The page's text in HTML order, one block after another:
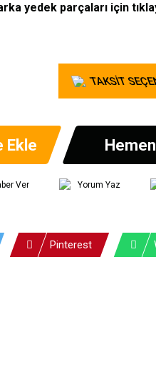
yedek parçaları için
TAKSİT
Ekle
Ver Yorum Yaz
Pinterest